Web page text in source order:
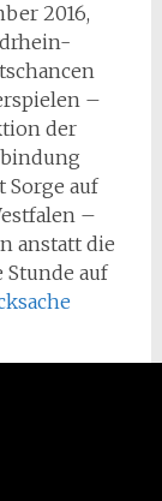
2016,
–
der
Sorge auf
–
anstatt die
auf